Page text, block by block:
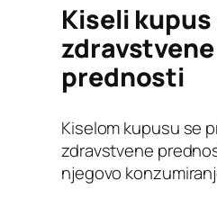
Kiseli kupus
zdravstvene
prednosti
Kiselom kupusu se
zdravstvene
njegovo